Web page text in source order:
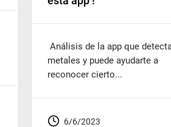
Análisis de la app que
metales y puede ayudarte a
reconocer cierto...
6/6/2023